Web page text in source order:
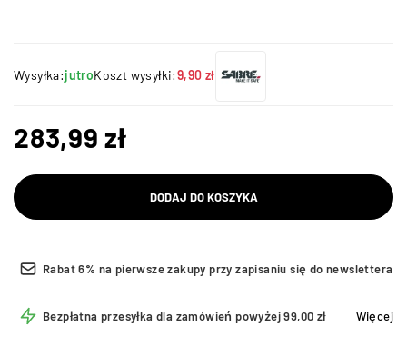
Wysyłka:jutroKoszt wysyłki:9,90 zł
283,99zł
DODAJ DO KOSZYKA
Rabat 6% na pierwsze zakupy przy zapisaniu się do newslettera
Bezpłatna przesyłka dla zamówień powyżej 99,00 zł Więcej